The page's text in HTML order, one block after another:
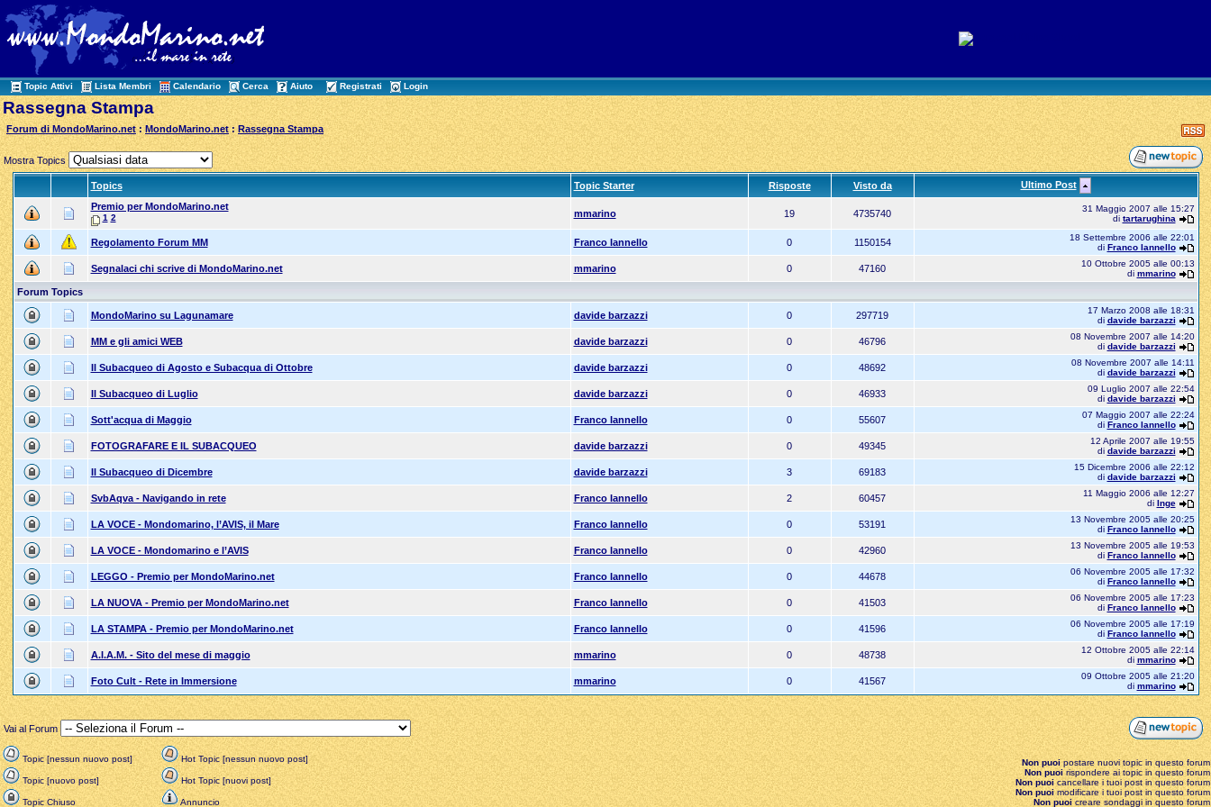
Topic Attivi Lista Membri Calendario Cerca Aiuto Registrati Login
Rassegna Stampa
Forum di MondoMarino.net :MondoMarino.net : Rassegna Stampa
Mostra Topics
Topics Topic Starter Risposte Visto da Ultimo Post
Premio per MondoMarino.net
1 2 mmarino 19 4735740
31 Maggio 2007 alle 15:27
di tartarughina
Regolamento Forum MM Franco Iannello 0 1150154
18 Settembre 2006 alle 22:01
di Franco Iannello
Segnalaci chi scrive di MondoMarino.net mmarino 0 47160
10 Ottobre 2005 alle 00:13
di mmarino
Forum Topics
MondoMarino su Lagunamare davide barzazzi 0 297719
17 Marzo 2008 alle 18:31
di davide barzazzi
MM e gli amici WEB davide barzazzi 0 46796
08 Novembre 2007 alle 14:20
di davide barzazzi
Il Subacqueo di Agosto e Subacqua di Ottobre davide barzazzi 0 48692
08 Novembre 2007 alle 14:11
di davide barzazzi
Il Subacqueo di Luglio davide barzazzi 0 46933
09 Luglio 2007 alle 22:54
di davide barzazzi
Sott'acqua di Maggio Franco Iannello 0 55607
07 Maggio 2007 alle 22:24
di Franco Iannello
FOTOGRAFARE E IL SUBACQUEO davide barzazzi 0 49345
12 Aprile 2007 alle 19:55
di davide barzazzi
Il Subacqueo di Dicembre davide barzazzi 3 69183
15 Dicembre 2006 alle 22:12
di davide barzazzi
SvbAqva - Navigando in rete Franco Iannello 2 60457
11 Maggio 2006 alle 12:27
di Inge
LA VOCE - Mondomarino, l’AVIS, il Mare Franco Iannello 0 53191
13 Novembre 2005 alle 20:25
di Franco Iannello
LA VOCE - Mondomarino e l’AVIS Franco Iannello 0 42960
13 Novembre 2005 alle 19:53
di Franco Iannello
LEGGO - Premio per MondoMarino.net Franco Iannello 0 44678
06 Novembre 2005 alle 17:32
di Franco Iannello
LA NUOVA - Premio per MondoMarino.net Franco Iannello 0 41503
06 Novembre 2005 alle 17:23
di Franco Iannello
LA STAMPA - Premio per MondoMarino.net Franco Iannello 0 41596
06 Novembre 2005 alle 17:19
di Franco Iannello
A.I.A.M. - Sito del mese di maggio mmarino 0 48738
12 Ottobre 2005 alle 22:14
di mmarino
Foto Cult - Rete in Immersione mmarino 0 41567
09 Ottobre 2005 alle 21:20
di mmarino
Vai al Forum
Topic [nessun nuovo post] Hot Topic [nessun nuovo post]
Topic [nuovo post] Hot Topic [nuovi post]
Topic Chiuso Annuncio
Non puoipostare nuovi topic in questo forum
Non puoi rispondere ai topic in questo forum
Non puoi cancellare i tuoi post in questo forum
Non puoimodificare i tuoi post in questo forum
Non puoi creare sondaggi in questo forum